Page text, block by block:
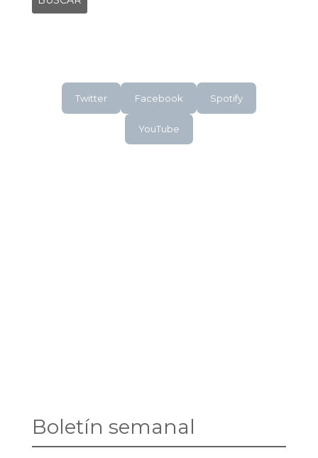
Twitter Facebook Spotify
YouTube
Boletín semanal